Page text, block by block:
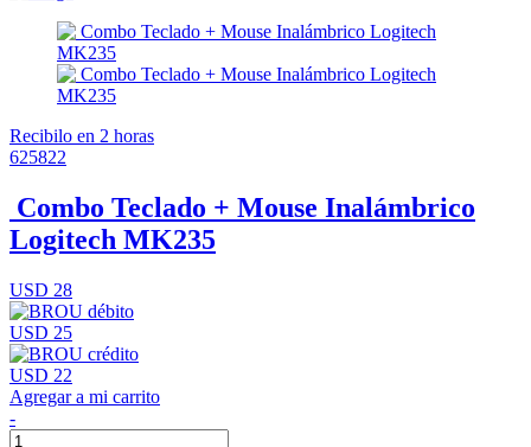
Recibilo en 2 horas
625822
Combo Teclado + Mouse Inalámbrico
Logitech MK235
USD 28
USD 25
USD 22
Agregar a mi carrito
-